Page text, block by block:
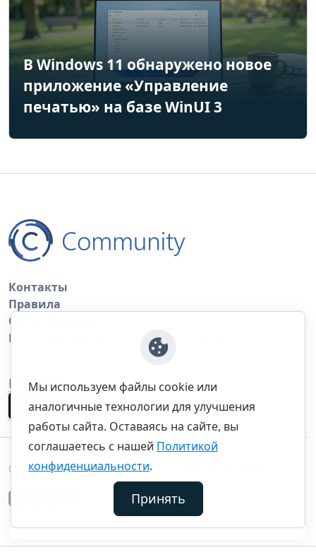
В Windows 11 обнаружено новое
приложение «Управление
печатью» на базе WinUI 3
Контакты
Правила
Обратная связь
Правила копирования материалов
Приложение
©thecommunity.ru 2026. Все права защищены.
Мы используем файлы cookie или
аналогичные технологии для улучшения
работы сайта. Оставаясь на сайте, вы
соглашаетесь с нашей Политикой
конфиденциальности.
Принять